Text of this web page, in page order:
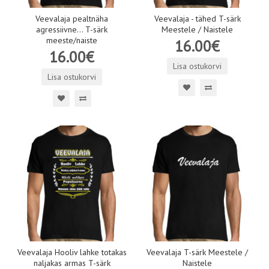
Veevalaja pealtnäha
agressiivne... T-särk
meeste/naiste
16.00€
Lisa ostukorvi
Veevalaja - tähed T-särk
Meestele / Naistele
16.00€
Lisa ostukorvi
Veevalaja Hooliv lahke totakas
naljakas armas T-särk
Veevalaja T-särk Meestele /
Naistele